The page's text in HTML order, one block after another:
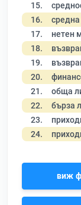
15.
16.
17. нетен
18.
19.
20.
21. обща
22. бърза
23.
24.
виж